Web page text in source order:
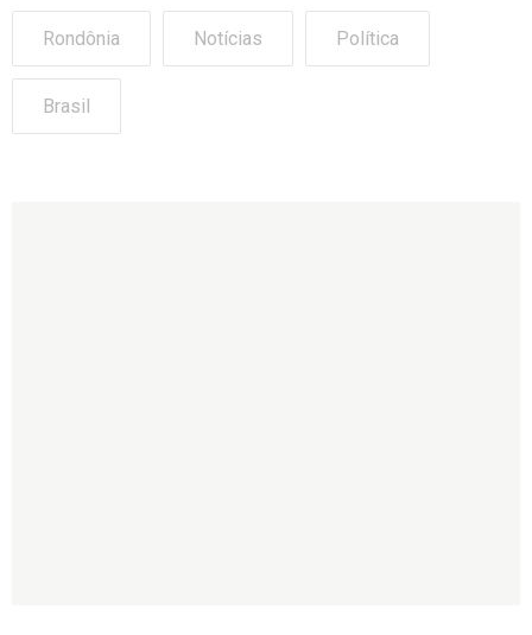
Rondônia Notícias Política
Brasil